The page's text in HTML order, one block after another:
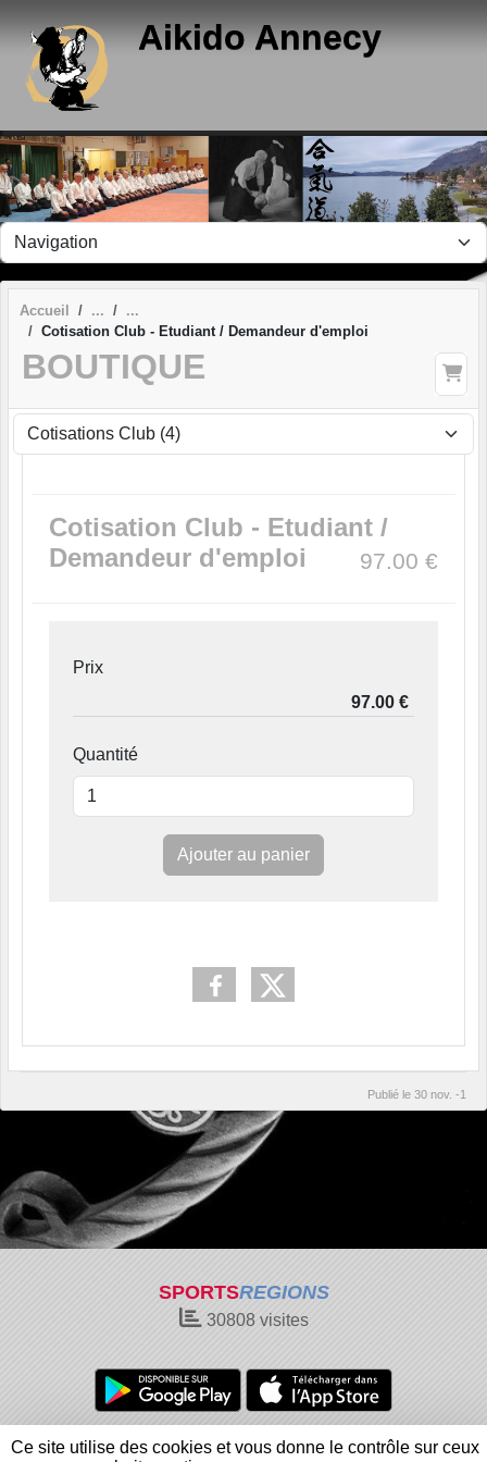
Aikido Annecy
Accueil
Cotisation Club - Etudiant / Demandeur d'emploi
BOUTIQUE
Cotisation Club - Etudiant /
Demandeur d'emploi
97.00 €
Prix
Quantité
Ajouter au panier
Publié le 30 nov. -1
SPORTSREGIONS
30808visites
Charte cookies
Gestion des cookies
Ce site utilise des cookies et vous donne le contrôle sur ceux